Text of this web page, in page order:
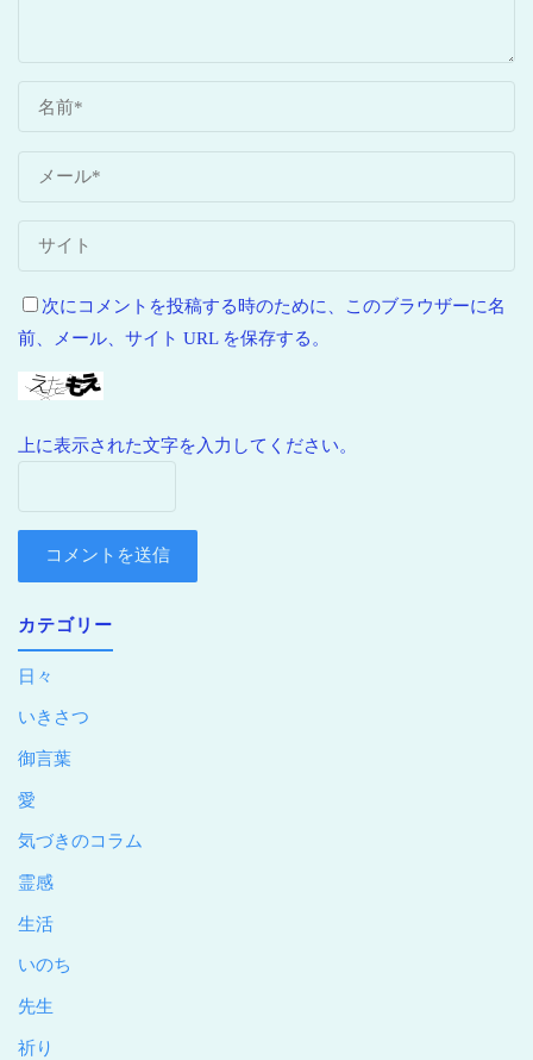
次にコメントを投稿する時のために、このブラウザーに名
前、メール、サイト URL を保存する。
上に表示された文字を入力してください。
カテゴリー
日々
いきさつ
御言葉
愛
気づきのコラム
霊感
生活
いのち
先生
祈り